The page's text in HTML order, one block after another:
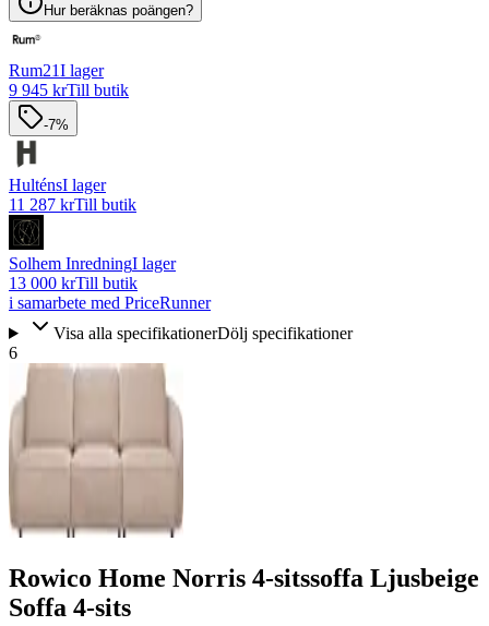
Hur beräknas poängen?
Rum21I lager
9 945 krTill butik
-7%
HulténsI lager
11 287 krTill butik
Solhem InredningI lager
13 000 krTill butik
i samarbete med PriceRunner
Visa alla specifikationerDölj specifikationer
6
Rowico Home Norris 4-sitssoffa Ljusbeige
Soffa 4-sits